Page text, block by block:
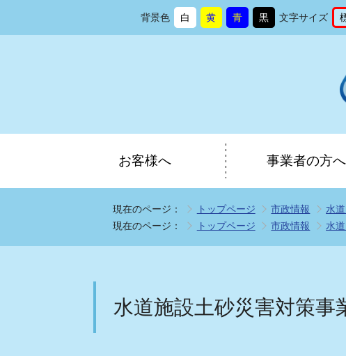
背景色
背
白
に
背
黄
に
背
青
に
背
黒
に
文字サイズ
お客様へ 事業者の方へ
現在のページ： トップページ 市政情報 水
現在のページ：
トップページ 市政情報 水
水道施設土砂災害対策事